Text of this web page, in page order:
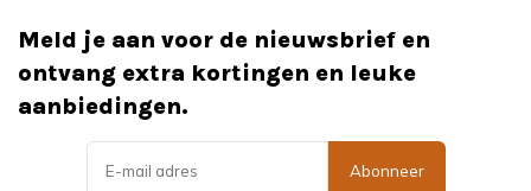
Meld je aan voor de nieuwsbrief en
ontvang extra kortingen en leuke
aanbiedingen.
Abonneer